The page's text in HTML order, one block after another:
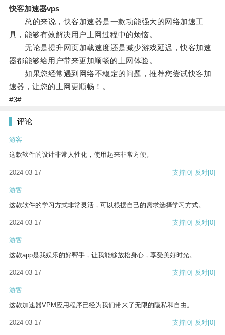
快客加速器vps
总的来说，快客加速器是一款功能强大的网络加速工
具，能够有效解决用户上网过程中的烦恼。
无论是提升网页加载速度还是减少游戏延迟，快客加速
器都能够给用户带来更加顺畅的上网体验。
如果您经常遇到网络不稳定的问题，推荐您尝试快客加
速器，让您的上网更顺畅！。
#3#
评论
游客
这款软件的设计非常人性化，使用起来非常方便。
2024-03-17 支持[0] 反对[0]
游客
这款软件的学习方式非常灵活，可以根据自己的需求选择学习方式。
2024-03-17 支持[0] 反对[0]
游客
这款app是我娱乐的好帮手，让我能够放松身心，享受美好时光。
2024-03-17 支持[0] 反对[0]
游客
这款加速器VPM应用程序已经为我们带来了无限的隐私和自由。
2024-03-17 支持[0] 反对[0]